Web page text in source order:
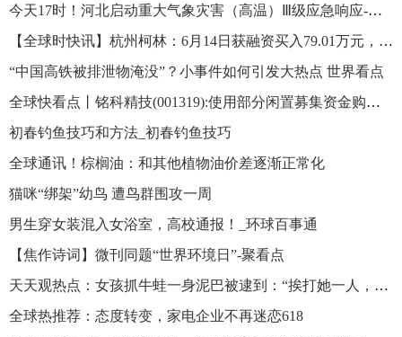
今天17时！河北启动重大气象灾害（高温）Ⅲ级应急响应-微资讯
【全球时快讯】杭州柯林：6月14日获融资买入79.01万元，占当日流入资金比例4.72%
“中国高铁被排泄物淹没”？小事件如何引发大热点 世界看点
全球快看点丨铭科精技(001319):使用部分闲置募集资金购买理财产品到期赎回并继续购买理财产品
初春钓鱼技巧和方法_初春钓鱼技巧
全球通讯！棕榈油：和其他植物油价差逐渐正常化
猫咪“绑架”幼鸟 遭鸟群围攻一周
男生穿女装混入女浴室，高校通报！_环球百事通
【焦作诗词】微刊同题“世界环境日”-聚看点
天天观热点：女孩抓牛蛙一身泥巴被逮到：“挨打她一人，吃是全家人”
全球热推荐：态度转变，家电企业不再迷恋618